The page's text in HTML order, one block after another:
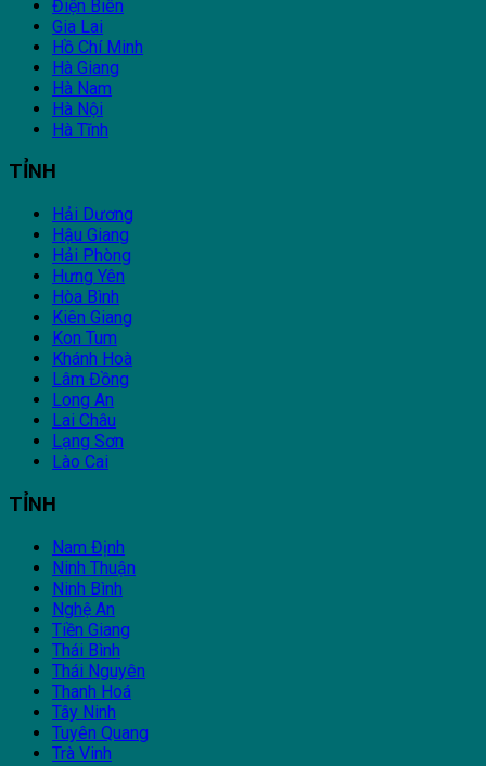
Điện Biên
Gia Lai
Hồ Chí Minh
Hà Giang
Hà Nam
Hà Nội
Hà Tĩnh
TỈNH
Hải Dương
Hậu Giang
Hải Phòng
Hưng Yên
Hòa Bình
Kiên Giang
Kon Tum
Khánh Hoà
Lâm Đồng
Long An
Lai Châu
Lạng Sơn
Lào Cai
TỈNH
Nam Định
Ninh Thuận
Ninh Bình
Nghệ An
Tiền Giang
Thái Bình
Thái Nguyên
Thanh Hoá
Tây Ninh
Tuyên Quang
Trà Vinh